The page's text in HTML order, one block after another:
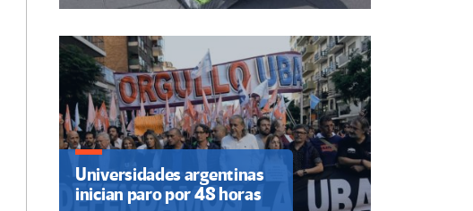
Universidades argentinas
inician paro por 48 horas